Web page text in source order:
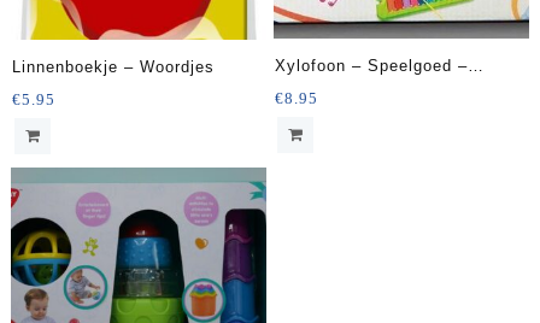
Linnenboekje – Woordjes
€5.95
Xylofoon – Speelgoed –
metaal
€8.95